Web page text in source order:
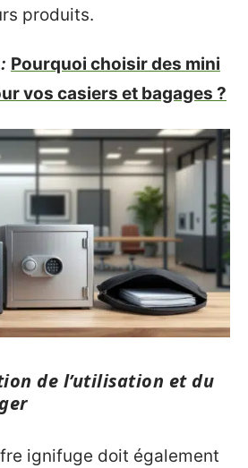
produits.
Pourquoi choisir des mini
vos casiers et bagages ?
de l’utilisation et du
ignifuge doit également